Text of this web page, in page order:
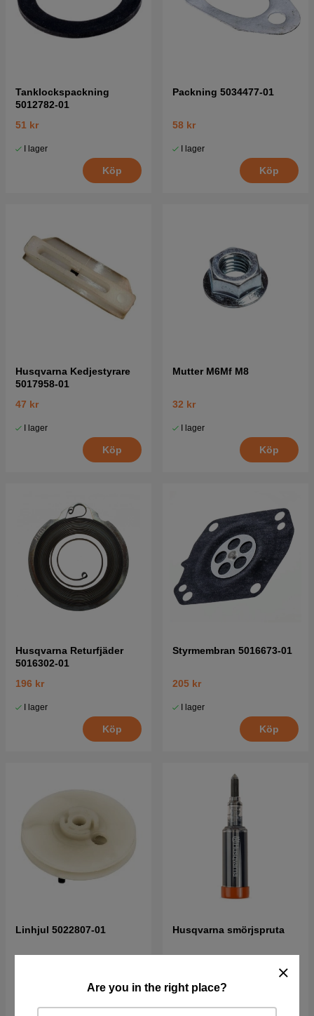
Are you in the right place?
Tanklockspackning
5012782-01
51 kr
I lager
Köp
Packning 5034477-01
58 kr
I lager
Köp
Husqvarna Kedjestyrare
5017958-01
47 kr
I lager
Köp
Mutter M6Mf M8
32 kr
I lager
Köp
Husqvarna Returfjäder
5016302-01
196 kr
I lager
Köp
Styrmembran 5016673-01
205 kr
I lager
Köp
Linhjul 5022807-01
Köp
Husqvarna smörjspruta
I lager
Köp